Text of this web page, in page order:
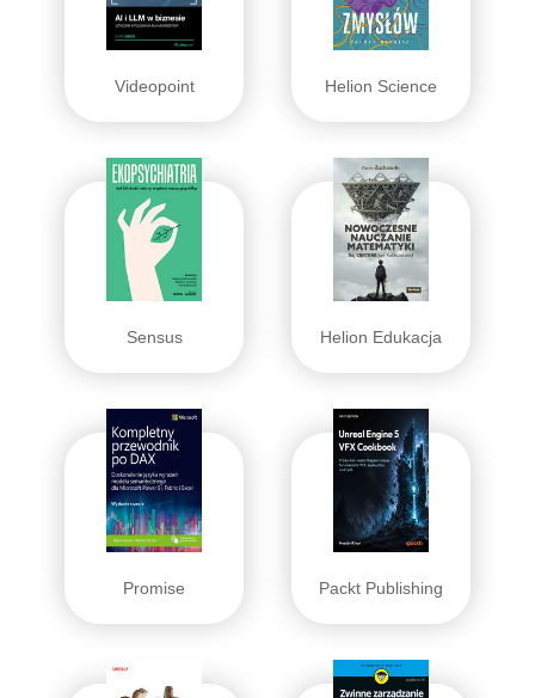
Videopoint Helion Science
Sensus Helion Edukacja
Promise Packt Publishing